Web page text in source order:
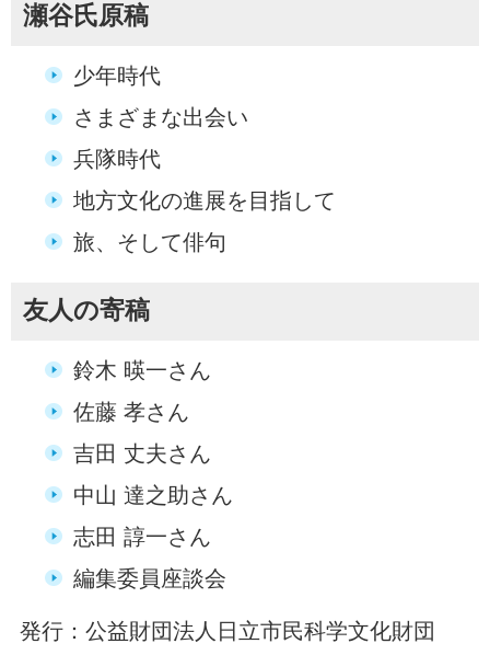
瀬谷氏原稿
少年時代
さまざまな出会い
兵隊時代
地方文化の進展を目指して
旅、そして俳句
友人の寄稿
鈴木 暎一さん
佐藤 孝さん
吉田 丈夫さん
中山 達之助さん
志田 諄一さん
編集委員座談会
発行：公益財団法人日立市民科学文化財団